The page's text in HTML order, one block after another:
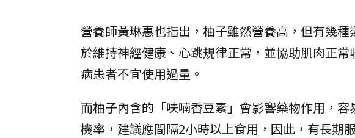
營養師黃琳惠也指出，柚子雖然營養高，但有幾
於維持神經健康、心跳規律正常，並協助肌肉正
病患者不宜使用過量。
而柚子內含的「呋喃香豆素」會影響藥物作用，
機率，建議應間隔2小時以上食用，因此，有長期